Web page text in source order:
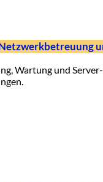
Wartung und